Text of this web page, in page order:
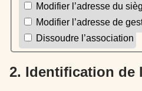
Modifier l’adresse du
Modifier l’adresse de
Dissoudre l’association
2. Identification